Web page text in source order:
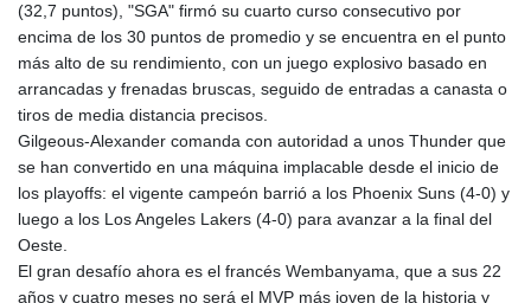
(32,7 puntos), "SGA" firmó su cuarto curso consecutivo por
encima de los 30 puntos de promedio y se encuentra en el punto
más alto de su rendimiento, con un juego explosivo basado en
arrancadas y frenadas bruscas, seguido de entradas a canasta o
tiros de media distancia precisos.
Gilgeous-Alexander comanda con autoridad a unos Thunder que
se han convertido en una máquina implacable desde el inicio de
los playoffs: el vigente campeón barrió a los Phoenix Suns (4-0) y
luego a los Los Angeles Lakers (4-0) para avanzar a la final del
Oeste.
El gran desafío ahora es el francés Wembanyama, que a sus 22
años y cuatro meses no será el MVP más joven de la historia y